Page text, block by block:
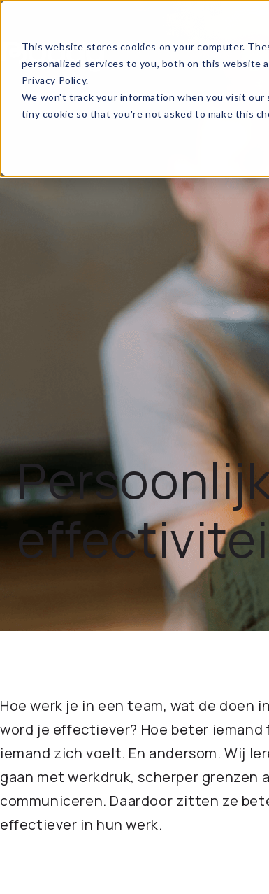
This website stores cookies on your computer.
personalized services to you, both on this website
Privacy Policy.
We won't track your information when you visit
tiny cookie so that you're not asked to make this
Hoe werk je in een team, wat de doen
word je effectiever? Hoe beter
iemand zich voelt. En andersom. Wij
gaan met werkdruk, scherper grenzen
communiceren. Daardoor zitten ze
effectiever in hun werk.